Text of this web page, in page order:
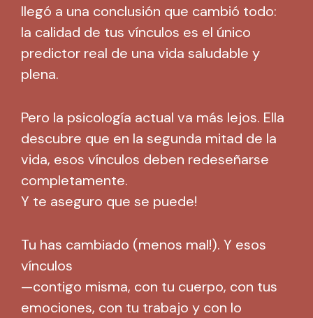
llegó a una conclusión que cambió todo:
la calidad de tus vínculos es el único
predictor real de una vida saludable y
plena.
Pero la psicología actual va más lejos. Ella
descubre que en la segunda mitad de la
vida, esos vínculos deben redeseñarse
completamente.
Y te aseguro que se puede!
Tu has cambiado (menos mal!). Y esos
vínculos
—contigo misma, con tu cuerpo, con tus
emociones, con tu trabajo y con lo